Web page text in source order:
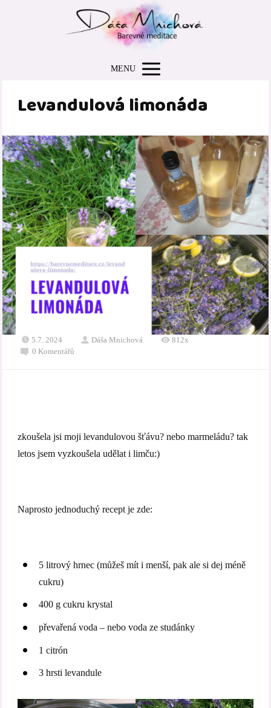
MENU
Levandulová limonáda
5.7. 2024 Dáša Mnichová
812x
0 Komentářů
zkoušela jsi moji levandulovou šťávu? nebo marmeládu? tak
letos jsem vyzkoušela udělat i limču:)
Naprosto jednoduchý recept je zde:
5 litrový hrnec (můžeš mít i menší, pak ale si dej méně
cukru)
400 g cukru krystal
převařená voda – nebo voda ze studánky
1 citrón
3 hrsti levandule